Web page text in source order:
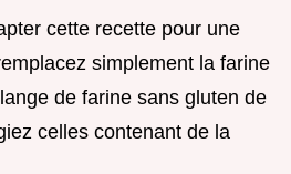
cette recette pour une
simplement la farine
de farine sans gluten de
celles contenant de la